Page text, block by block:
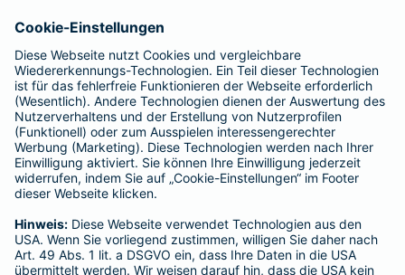
Barmenia ist Teil der BarmeniaGothaer
BELIEBTE SEITEN
Kranken-Zusatzversicherung
Tierversicherungen
Haftpflichtversicherung
Hausratversicherung
Adresse ändern
Schaden melden